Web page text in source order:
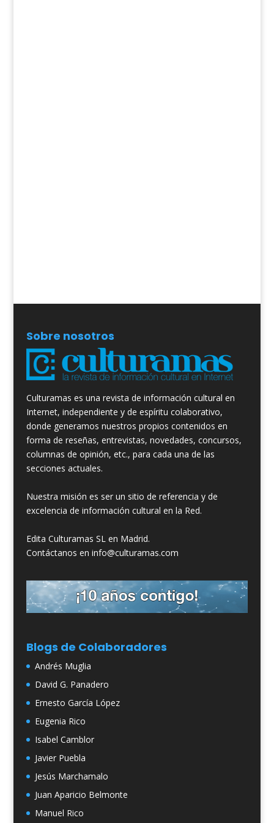
Sobre nosotros
Culturamas es una revista de información cultural en
Internet, independiente y de espíritu colaborativo,
donde generamos nuestros propios contenidos en
forma de reseñas, entrevistas, novedades, concursos,
columnas de opinión, etc., para cada una de las
secciones actuales.
Nuestra misión es ser un sitio de referencia y de
excelencia de información cultural en la Red.
Edita Culturamas SL en Madrid.
Contáctanos en info@culturamas.com
Blogs de Colaboradores
Andrés Muglia
David G. Panadero
Ernesto García López
Eugenia Rico
Isabel Camblor
Javier Puebla
Jesús Marchamalo
Juan Aparicio Belmonte
Manuel Rico